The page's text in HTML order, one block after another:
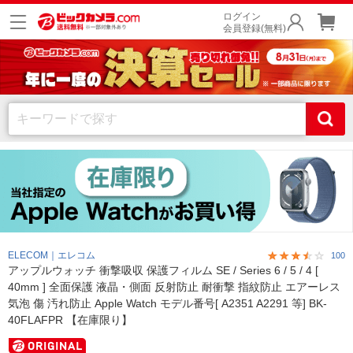
ログイン
会員登録(無料)
ELECOM｜エレコム 100
アップルウォッチ 衝撃吸収 保護フィルム SE / Series 6 / 5 / 4 [
40mm ] 全面保護 液晶・側面 反射防止 耐衝撃 指紋防止 エアーレス
気泡 傷 汚れ防止 Apple Watch モデル番号[ A2351 A2291 等] BK-
40FLAFPR 【在庫限り】